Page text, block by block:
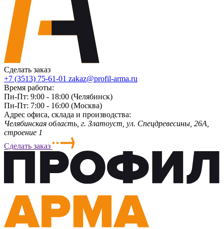
Сделать заказ
+7 (3513) 75-61-01 zakaz@profil-arma.ru
Время работы:
Пн-Пт: 9:00 - 18:00 (Челябинск)
Пн-Пт: 7:00 - 16:00 (Москва)
Адрес офиса, склада и производства:
Челябинская область, г. Злaтoycт, ул. Спецдревесины, 26А,
строение 1
Сделать заказ